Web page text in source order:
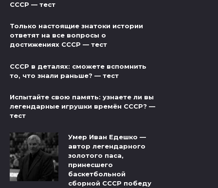
СССР — тест
Только настоящие знатоки истории
ответят на все вопросы о
достижениях СССР — тест
СССР в деталях: сможете вспомнить
то, что знали раньше? — тест
Испытайте свою память: узнаете ли вы
легендарные игрушки времён СССР? —
тест
Умер Иван Едешко —
автор легендарного
золотого паса,
принесшего
баскетбольной
сборной СССР победу